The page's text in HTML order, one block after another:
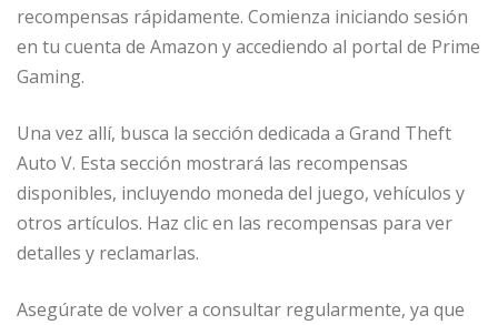
recompensas rápidamente. Comienza iniciando sesión
en tu cuenta de Amazon y accediendo al portal de Prime
Gaming.
Una vez allí, busca la sección dedicada a Grand Theft
Auto V. Esta sección mostrará las recompensas
disponibles, incluyendo moneda del juego, vehículos y
otros artículos. Haz clic en las recompensas para ver
detalles y reclamarlas.
Asegúrate de volver a consultar regularmente, ya que